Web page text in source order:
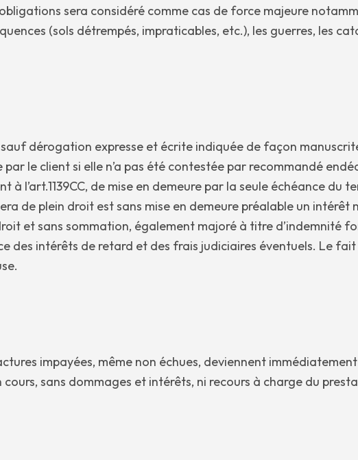
sera considéré comme cas de force majeure
(sols détrempés, impraticables, etc.), les guerres, les
dérogation expresse et écrite indiquée de façon
le client si elle n’a pas été contestée par recommandé
l’art.1139CC, de mise en demeure par la seule échéance du
de plein droit est sans mise en demeure préalable un
et sans sommation, également majoré à titre d’indemnité
des intérêts de retard et des frais judiciaires éventuels. Le
impayées, même non échues, deviennent
sans dommages et intérêts, ni recours à charge du